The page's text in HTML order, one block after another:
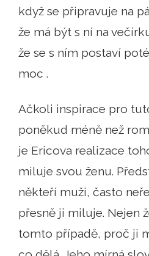
když se připravuje na
že má být s ní na
že se s ním postaví
moc .
Ačkoli inspirace pro
poněkud méně než
je Ericova realizace
miluje svou ženu.
někteří muži, často
přesně ji miluje. Nejen
tomto případě, proč ji